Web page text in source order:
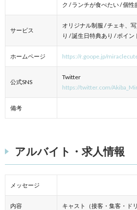
ク / ランチが食べたい / 個性
サービス
オリジナル制服 / チェキ、
り / 誕生日特典あり / ポイン
ホームページ https://r.goope.jp/
公式SNS
Twitter
https://twitter.com/
備考
アルバイト・求人情報
メッセージ
内容 キャスト（接客・集客・ド